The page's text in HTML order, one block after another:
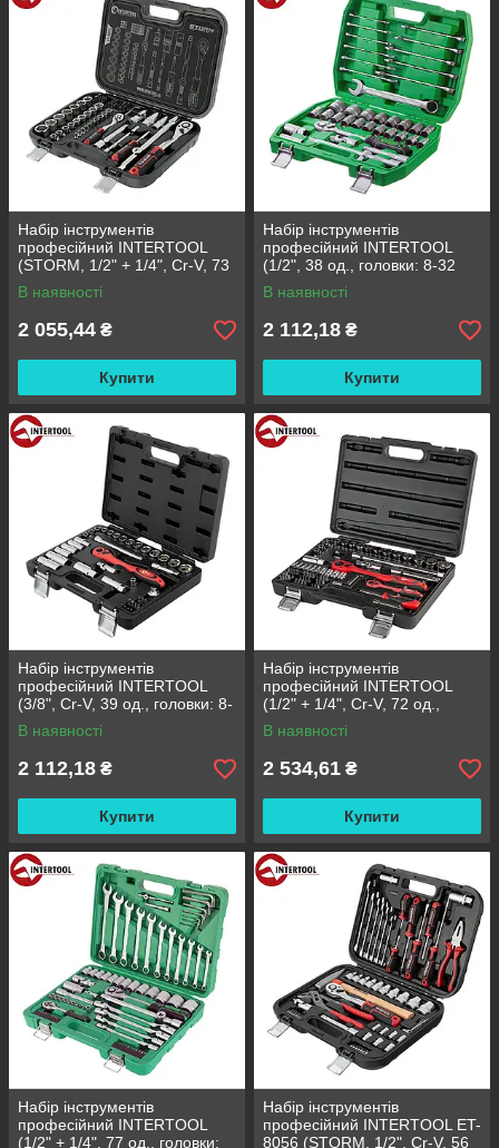
Набір інструментів
професійний INTERTOOL
(STORM, 1/2" + 1/4", Cr-V, 73
од., головки: 4-27 мм, біти 33
од.) (ET-8073)
В наявності
2 055,44 ₴
Купити
Набір інструментів
професійний INTERTOOL
(1/2", 38 од., головки: 8-32
мм, ключі: 8-22 мм) (ET-
6038SP)
В наявності
2 112,18 ₴
Купити
Набір інструментів
професійний INTERTOOL
(3/8", Cr-V, 39 од., головки: 8-
22 мм, біти 11 од.), Cr-V) (ET-
6039)
В наявності
2 112,18 ₴
Купити
Набір інструментів
професійний INTERTOOL
(1/2" + 1/4", Cr-V, 72 од.,
головки: 4-27 мм, біти 33 од.)
(ET-6072)
В наявності
2 534,61 ₴
Купити
Набір інструментів
професійний INTERTOOL
(1/2" + 1/4", 77 од., головки:
Набір інструментів
професійний INTERTOOL ET-
8056 (STORM, 1/2", Cr-V, 56